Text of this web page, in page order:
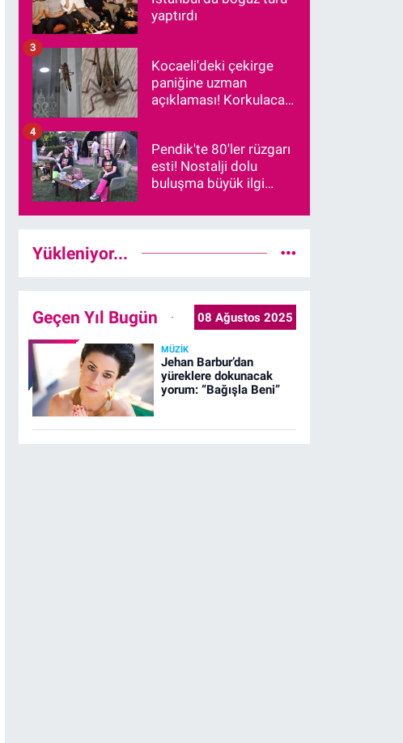
yaptırdı
Kocaeli'deki çekirge
paniğine uzman
açıklaması! Korkulacak
3
Pendik'te 80'ler rüzgarı
esti! Nostalji dolu
buluşma büyük ilgi
4
Yükleniyor...
Geçen Yıl Bugün 08 Ağustos 2025
MÜZIK
Jehan Barbur’dan
yüreklere dokunacak
yorum: “Bağışla Beni”